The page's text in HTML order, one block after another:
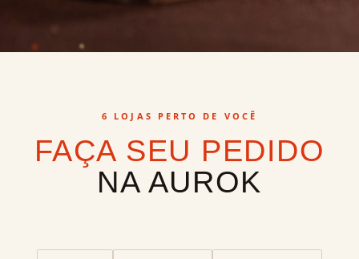
6 LOJAS PERTO DE VOCÊ
FAÇA SEU PEDIDO
NA AUROK